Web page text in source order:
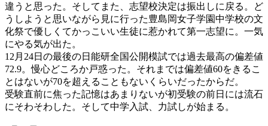
違うと思った。そしてまた、志望校決定は振出しに戻る。ど
うしようと思いながら見に行った豊島岡女子学園中学校の文
化祭で優しくてかっこいい生徒に惹かれて第一志望に。一気
にやる気が出た。
12月24日の最後の日能研全国公開模試では過去最高の偏差値
72.9。慢心どころか戸惑った。それまでは偏差値60をきるこ
とはないが70を超えることもないくらいだったからだ。
受験直前に焦った記憶はあまりないが初受験の前日には流石
にそわそわした。そして中学入試、力試しが始まる。